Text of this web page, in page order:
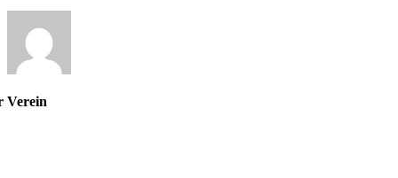
Verein